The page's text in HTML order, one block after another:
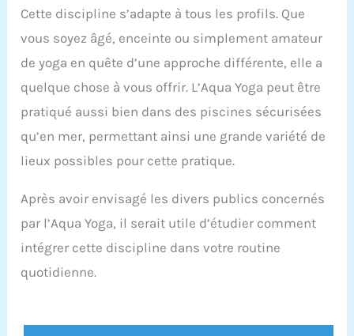
Cette discipline s’adapte à tous les profils. Que
vous soyez âgé, enceinte ou simplement amateur
de yoga en quête d’une approche différente, elle a
quelque chose à vous offrir. L’Aqua Yoga peut être
pratiqué aussi bien dans des piscines sécurisées
qu’en mer, permettant ainsi une grande variété de
lieux possibles pour cette pratique.
Après avoir envisagé les divers publics concernés
par l’Aqua Yoga, il serait utile d’étudier comment
intégrer cette discipline dans votre routine
quotidienne.